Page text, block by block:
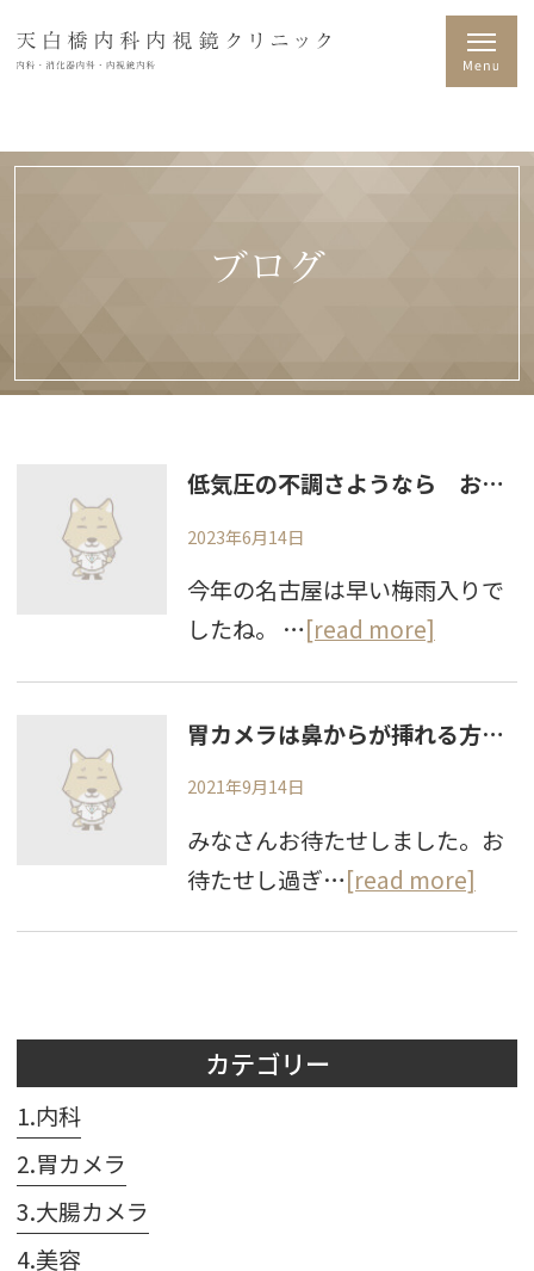
ブログ
低気圧の不調さようなら お疲れの皆様へ、高圧酸素ルーム導入します！疲労回復の点滴・注射も一緒に打てます。
2023年6月14日
今年の名古屋は早い梅雨入りで
したね。 …[read more]
胃カメラは鼻からが挿れる方が楽？専門医がお答えします。
2021年9月14日
みなさんお待たせしました。お
待たせし過ぎ…[read more]
カテゴリー
1.内科
2.胃カメラ
3.大腸カメラ
4.美容